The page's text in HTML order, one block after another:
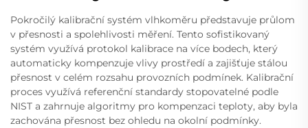
Pokročilý kalibrační systém vlhkoměru představuje průlom
v přesnosti a spolehlivosti měření. Tento sofistikovaný
systém využívá protokol kalibrace na více bodech, který
automaticky kompenzuje vlivy prostředí a zajišťuje stálou
přesnost v celém rozsahu provozních podmínek. Kalibrační
proces využívá referenční standardy stopovatelné podle
NIST a zahrnuje algoritmy pro kompenzaci teploty, aby byla
zachována přesnost bez ohledu na okolní podmínky.